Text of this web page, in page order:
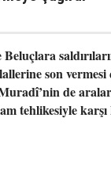
son vermesi
de
tehlikesiyle